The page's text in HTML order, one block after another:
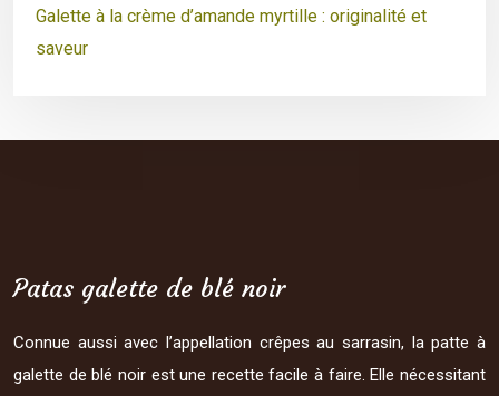
Galette à la crème d’amande myrtille : originalité et
saveur
Patas galette de blé noir
Connue aussi avec l’appellation crêpes au sarrasin, la patte à
galette de blé noir est une recette facile à faire. Elle nécessitant